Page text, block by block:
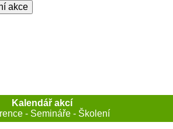
akce
Kalendář akcí
- Semináře - Školení